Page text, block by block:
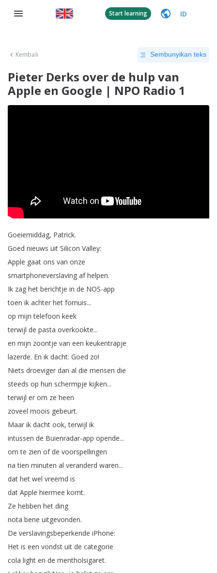
Start learning ID
Kembali Sembunyikan teks
Pieter Derks over de hulp van
Apple en Google | NPO Radio 1
Goeiemiddag, Patrick.
Goed nieuws uit Silicon Valley:
Apple gaat ons van onze
smartphoneverslaving af helpen.
Ik zag het berichtje in de NOS-app
toen ik achter het fornuis...
op mijn telefoon keek
terwijl de pasta overkookte...
en mijn zoontje van een keukentrapje
lazerde. En ik dacht: Goed zo!
Niets droeviger dan al die mensen die
steeds op hun schermpje kijken...
terwijl er om ze heen
zoveel moois gebeurt.
Maar ik dacht ook,terwijl ik
intussen de Buienradar-app opende...
om te zien of de voorspellingen
na tien minuten al veranderd waren...
dat het wel vreemd is
dat Apple hiermee komt.
Ze hebben het ding
nota bene uitgevonden.
De verslavingsbeperkende iPhone:
Het is een vondst uit de categorie
cola light en de mentholsigaret.